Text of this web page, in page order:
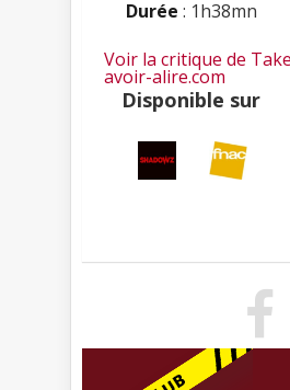
Durée : 1h38mn
Voir la critique de
avoir-alire.com
Disponible sur